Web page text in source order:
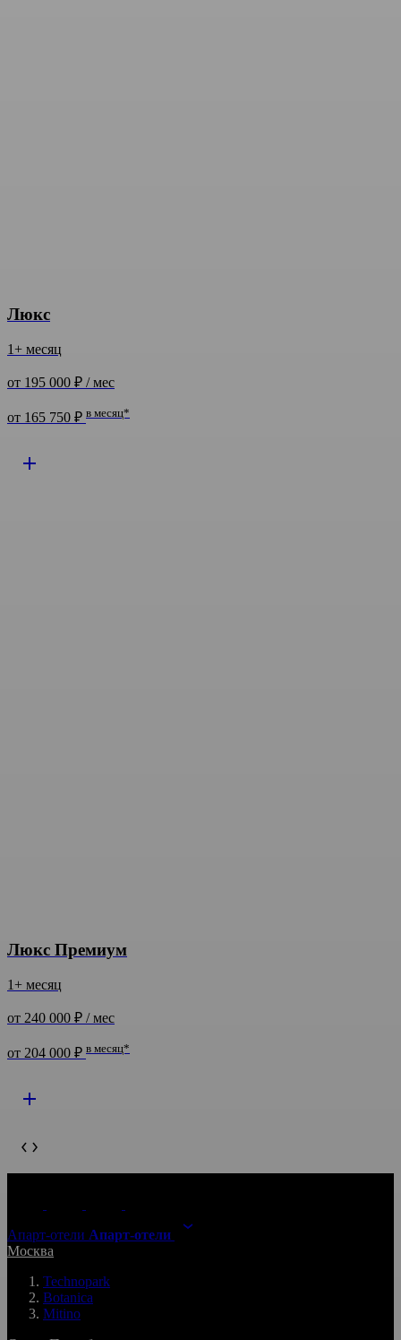
Люкс
1+ месяц
от 195 000 ₽ / мес
от 165 750 ₽ в месяц*
Люкс Премиум
1+ месяц
от 240 000 ₽ / мес
от 204 000 ₽ в месяц*
Апарт-отели Апарт-отели
Москва
Technopark
Botanica
Mitino